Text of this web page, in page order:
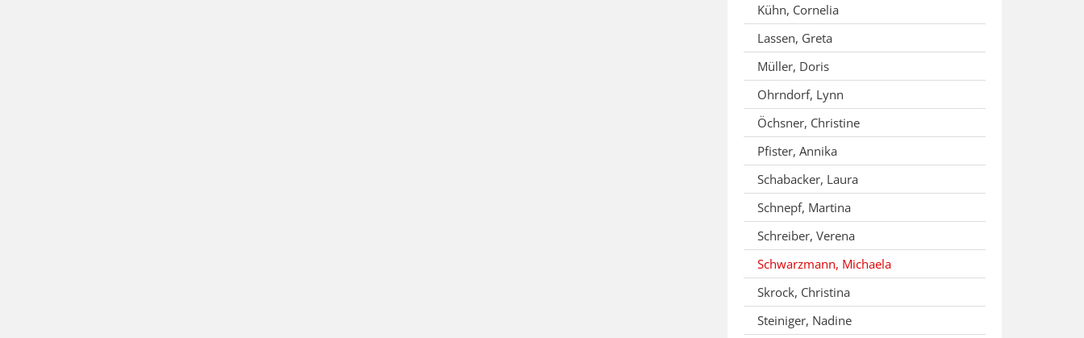
Kühn, Cornelia
Lassen, Greta
Müller, Doris
Ohrndorf, Lynn
Öchsner, Christine
Pfister, Annika
Schabacker, Laura
Schnepf, Martina
Schreiber, Verena
Schwarzmann, Michaela
Skrock, Christina
Steiniger, Nadine